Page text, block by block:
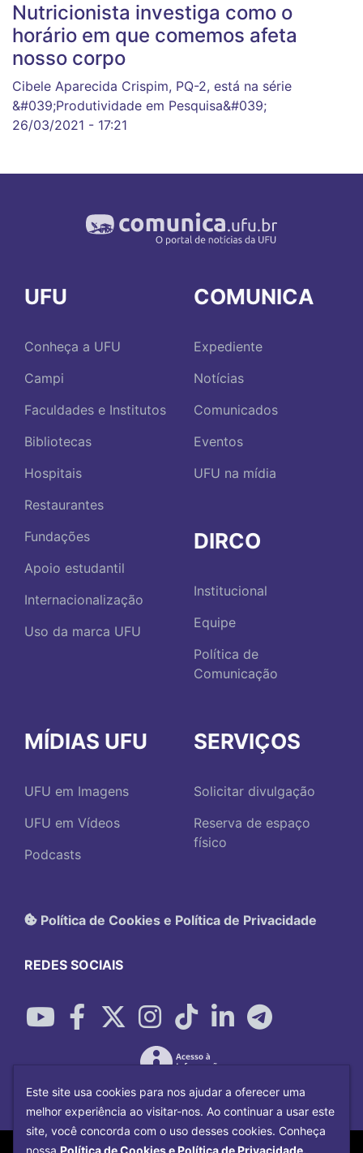
Nutricionista investiga como o
horário em que comemos afeta
nosso corpo
Cibele Aparecida Crispim, PQ-2, está na série
&#039;Produtividade em Pesquisa&#039;
26/03/2021 - 17:21
UFU
Conheça a UFU
Campi
Faculdades e Institutos
Bibliotecas
Hospitais
Restaurantes
Fundações
Apoio estudantil
Internacionalização
Uso da marca UFU
COMUNICA
Expediente
Notícias
Comunicados
Eventos
UFU na mídia
DIRCO
Institucional
Equipe
Política de
Comunicação
MÍDIAS UFU
UFU em Imagens
UFU em Vídeos
Podcasts
SERVIÇOS
Solicitar divulgação
Reserva de espaço
físico
Política de Cookies e Política de Privacidade
REDES SOCIAIS
Copyright©2026Universidade Federal
Este site usa cookies para nos ajudar a oferecer uma
melhor experiência ao visitar-nos. Ao continuar a usar este
site, você concorda com o uso desses cookies. Conheça
nossa Política de Cookies e Política de Privacidade.